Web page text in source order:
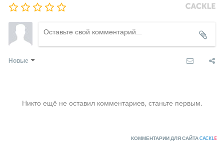
Новые
Никто ещё не оставил комментариев, станьте первым.
КОММЕНТАРИИ ДЛЯ САЙТАCACKLE